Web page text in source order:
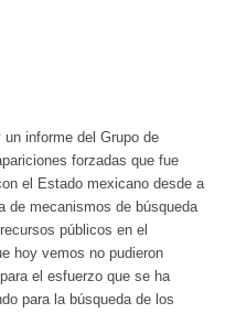
informe del Grupo de
forzadas que fue
el Estado mexicano desde a
de mecanismos de búsqueda
públicos en el
hoy vemos no pudieron
el esfuerzo que se ha
para la búsqueda de los